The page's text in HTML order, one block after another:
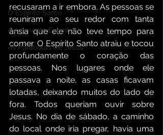
O Espírito Santo
Avivamento Espiritual
As Parábolas de Jesus
recusaram a ir embora. As pessoas se
reuniram ao seu redor com tanta
ânsia que ele não teve tempo para
comer. O Espírito Santo atraiu e tocou
profundamente o coração das
pessoas. Nos lugares onde ele
passava a noite, as casas ficavam
lotadas, deixando muitos do lado de
fora. Todos queriam ouvir sobre
Jesus. No dia de sábado, a caminho
do local onde iria pregar, havia uma